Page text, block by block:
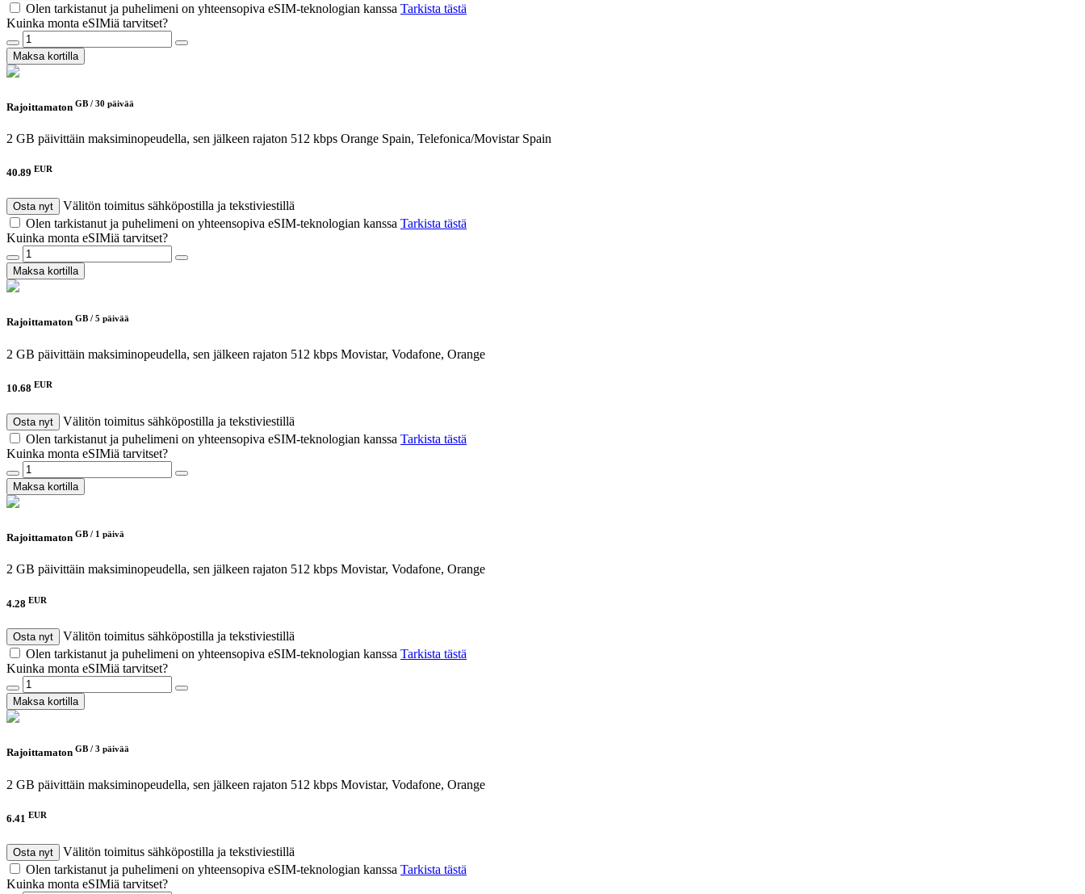
Olen tarkistanut ja puhelimeni on yhteensopiva eSIM-teknologian kanssa Tarkista tästä
Kuinka monta eSIMiä tarvitset?
Maksa kortilla
Rajoittamaton GB / 30 päivää
2 GB päivittäin maksiminopeudella, sen jälkeen rajaton 512 kbps Orange Spain, Telefonica/Movistar Spain
40.89 EUR
Osta nyt
Välitön toimitus sähköpostilla ja tekstiviestillä
Olen tarkistanut ja puhelimeni on yhteensopiva eSIM-teknologian kanssa Tarkista tästä
Kuinka monta eSIMiä tarvitset?
Maksa kortilla
Rajoittamaton GB / 5 päivää
2 GB päivittäin maksiminopeudella, sen jälkeen rajaton 512 kbps Movistar, Vodafone, Orange
10.68 EUR
Osta nyt
Välitön toimitus sähköpostilla ja tekstiviestillä
Olen tarkistanut ja puhelimeni on yhteensopiva eSIM-teknologian kanssa Tarkista tästä
Kuinka monta eSIMiä tarvitset?
Maksa kortilla
Rajoittamaton GB / 1 päivä
2 GB päivittäin maksiminopeudella, sen jälkeen rajaton 512 kbps Movistar, Vodafone, Orange
4.28 EUR
Osta nyt
Välitön toimitus sähköpostilla ja tekstiviestillä
Olen tarkistanut ja puhelimeni on yhteensopiva eSIM-teknologian kanssa Tarkista tästä
Kuinka monta eSIMiä tarvitset?
Maksa kortilla
Rajoittamaton GB / 3 päivää
2 GB päivittäin maksiminopeudella, sen jälkeen rajaton 512 kbps Movistar, Vodafone, Orange
6.41 EUR
Osta nyt
Välitön toimitus sähköpostilla ja tekstiviestillä
Olen tarkistanut ja puhelimeni on yhteensopiva eSIM-teknologian kanssa Tarkista tästä
Kuinka monta eSIMiä tarvitset?